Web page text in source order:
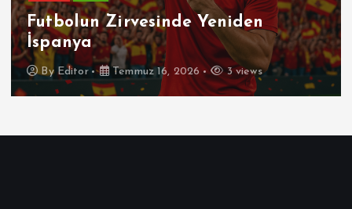
Futbolun Zirvesinde Yeniden
İspanya
By Editor Temmuz 16, 2026 3 views